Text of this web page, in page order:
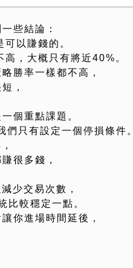
些結論：
以賺錢的。
，大概只有將近40%。
勝率一樣都不高，
，
個重點課題。
只有設定一個停損條件。
很多錢，
少交易次數，
比較穩定一點。
你進場時間延後，